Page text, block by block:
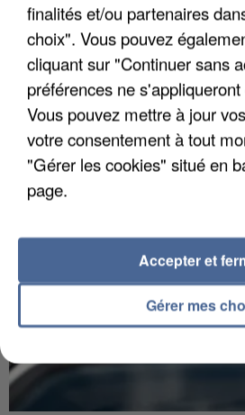
5 août 2026
L’un des fondateurs supposés
interpellé en Algérie
Il est soupçonné d'y avoir
France.
finalités et/ou partenaires
choix". Vous pouvez
cliquant sur "Continuer sans
préférences ne
Vous pouvez mettre à jour
votre consentement à tout
"Gérer les cookies" situé en
page.
Gérer mes
Accepter et